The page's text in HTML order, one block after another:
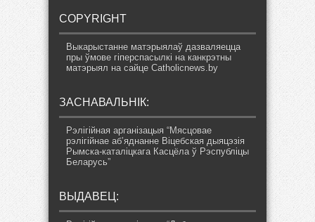
COPYRIGHT
Выкарыстанне матэрыялаў дазваляецца
пры ўмове гіперспасылкі на канкрэтны
матэрыял на сайце Catholicnews.by
ЗАСНАВАЛЬНІК:
Рэлігійная арганізацыя “Мясцовае
рэлігійнае аб’яднанне Віцебская дыяцэзія
Рымска-каталіцкага Касцёла ў Рэспубліцы
Беларусь”
ВЫДАВЕЦ: